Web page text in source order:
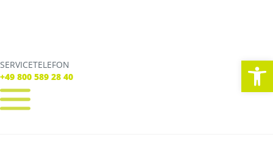
SERVICETELEFON
+49 800 589 28 40
SERVICE TELEFON
+49 800 589 28 40